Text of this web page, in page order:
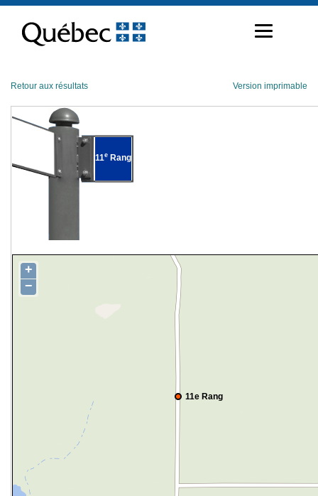
contenu
Retour aux résultats Version imprimable
11e Rang
11e Rang
+
−